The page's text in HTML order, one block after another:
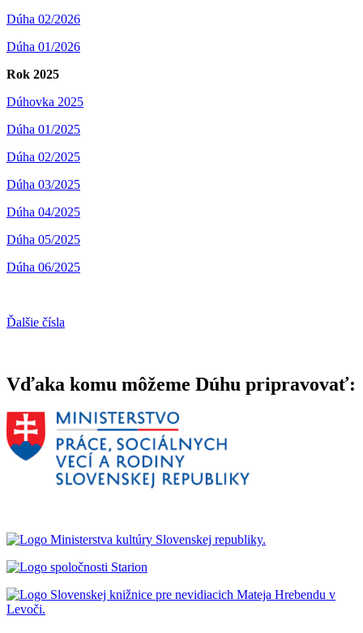
Dúha 02/2026
Dúha 01/2026
Rok 2025
Dúhovka 2025
Dúha 01/2025
Dúha 02/2025
Dúha 03/2025
Dúha 04/2025
Dúha 05/2025
Dúha 06/2025
Ďalšie čísla
Vďaka komu môžeme Dúhu pripravovať: